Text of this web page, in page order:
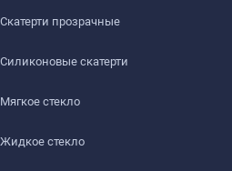
Скатерти прозрачные
Силиконовые скатерти
Мягкое стекло
Жидкое стекло